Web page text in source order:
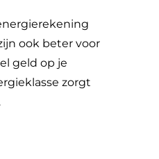
ook beter voor
geld op je
zorgt